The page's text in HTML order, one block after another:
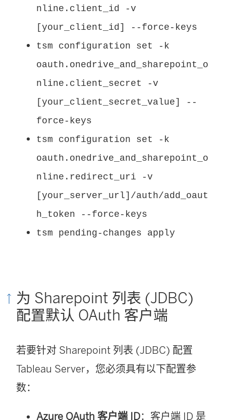
nline.client_id -v
[your_client_id] --force-keys
tsm configuration set -k
oauth.onedrive_and_sharepoint_o
nline.client_secret -v
[your_client_secret_value] --
force-keys
tsm configuration set -k
oauth.onedrive_and_sharepoint_o
nline.redirect_uri -v
[your_server_url]/auth/add_oaut
h_token --force-keys
tsm pending-changes apply
为 Sharepoint 列表 (JDBC)
配置默认 OAuth 客户端
若要针对 Sharepoint 列表 (JDBC) 配置
Tableau Server，您必须具有以下配置参
数：
Azure OAuth 客户端 ID：客户端 ID 是